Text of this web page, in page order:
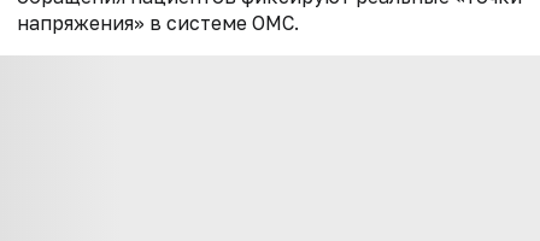
напряжения» в системе ОМС.